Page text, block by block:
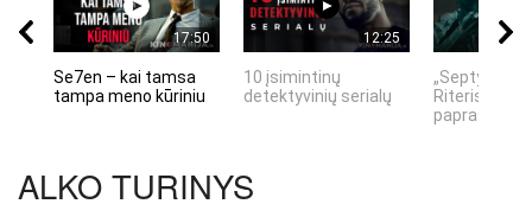
17:50
Se7en – kai tamsa
tampa meno kūriniu
12:25
10 įsimintinų
detektyvinių serialų
„Septynių
Riteris" – kai
ALKO TURINYS